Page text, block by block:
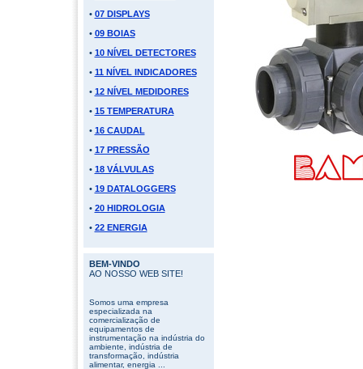
• 07 DISPLAYS
• 09 BOIAS
• 10 NÍVEL DETECTORES
• 11 NÍVEL INDICADORES
• 12 NÍVEL MEDIDORES
• 15 TEMPERATURA
• 16 CAUDAL
• 17 PRESSÃO
• 18 VÁLVULAS
• 19 DATALOGGERS
• 20 HIDROLOGIA
• 22 ENERGIA
BEM-VINDO
AO NOSSO WEB SITE!
Somos uma empresa
especializada na
comercialização de
equipamentos de
instrumentação na indústria do
ambiente, indústria de
transformação, indústria
alimentar, energia ...